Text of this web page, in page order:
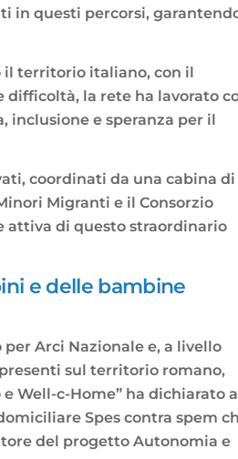
in questi percorsi,
territorio italiano, con il
la rete ha lavorato
e speranza per il
coordinati da una cabina di
Migranti e il Consorzio
attiva di questo straordinario
e delle bambine
Arci Nazionale e, a livello
sul territorio romano,
Well-c-Home” ha dichiarato a
Spes contra spem
del progetto Autonomia e